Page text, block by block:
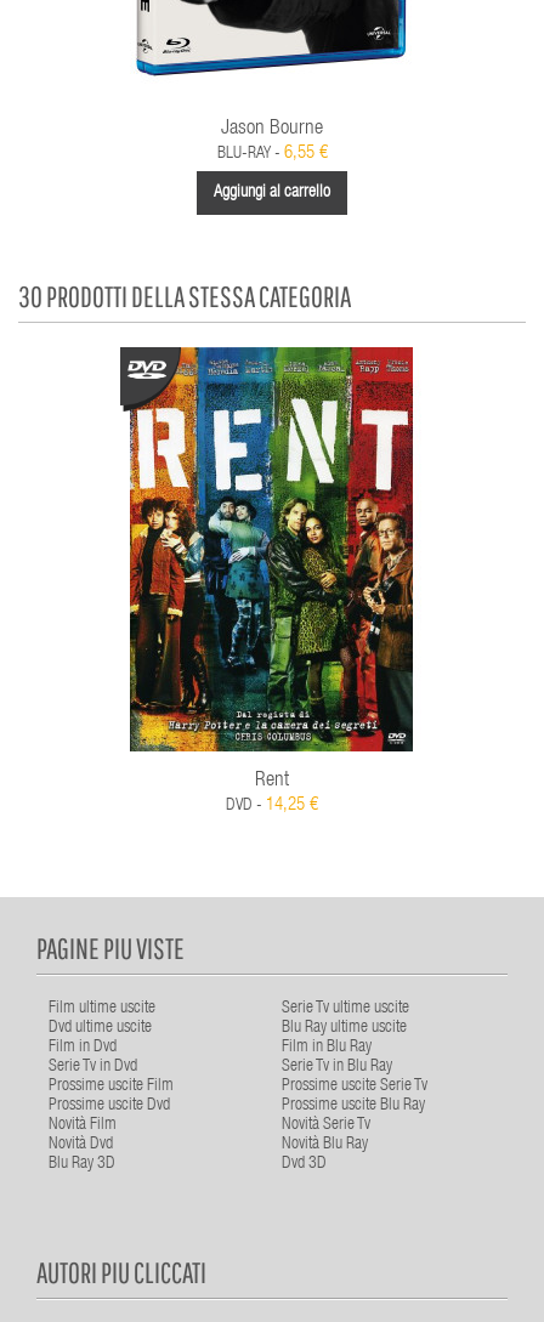
Jason Bourne
BLU-RAY - 6,55 €
Aggiungi al carrello
30 PRODOTTI DELLA STESSA CATEGORIA
Rent
DVD - 14,25 €
PAGINE PIU VISTE
Film ultime uscite
Serie Tv ultime uscite
Dvd ultime uscite
Blu Ray ultime uscite
Film in Dvd
Film in Blu Ray
Serie Tv in Dvd
Serie Tv in Blu Ray
Prossime uscite Film
Prossime uscite Serie Tv
Prossime uscite Dvd
Prossime uscite Blu Ray
Novità Film
Novità Serie Tv
Novità Dvd
Novità Blu Ray
Blu Ray 3D
Dvd 3D
AUTORI PIU CLICCATI